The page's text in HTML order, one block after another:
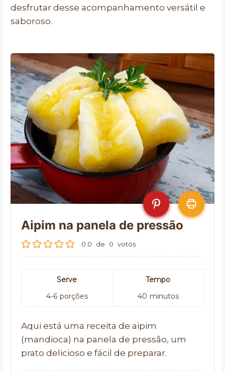
desfrutar desse acompanhamento versátil e
saboroso.
Aipim na panela de pressão
0.0 de 0 votos
Serve
4-6 porções
Tempo
40 minutos
Aqui está uma receita de aipim
(mandioca) na panela de pressão, um
prato delicioso e fácil de preparar.